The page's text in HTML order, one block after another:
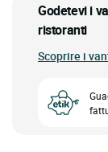
Godetevi i
ristoranti
Scoprire i